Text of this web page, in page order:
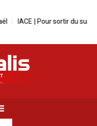
IACE | Pour sortir du